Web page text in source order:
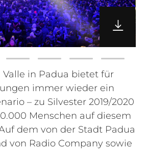
Valle in Padua bietet für
immer wieder ein
– zu Silvester 2019/2020
Menschen auf diesem
dem von der Stadt Padua
von Radio Company sowie